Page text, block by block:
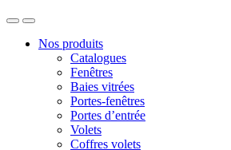
Nos produits
Catalogues
Fenêtres
Baies vitrées
Portes-fenêtres
Portes d’entrée
Volets
Coffres volets